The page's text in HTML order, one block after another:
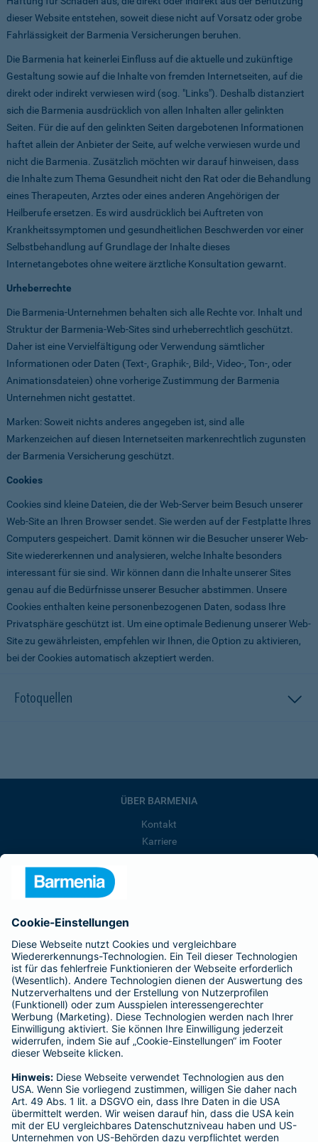
dieser Website entstehen, soweit diese nicht auf Vorsatz oder grobe
Fahrlässigkeit der Barmenia Versicherungen beruhen.
Die Barmenia hat keinerlei Einfluss auf die aktuelle und zukünftige
Gestaltung sowie auf die Inhalte von fremden Internetseiten, auf die
direkt oder indirekt verwiesen wird (sog. "Links"). Deshalb distanziert
sich die Barmenia ausdrücklich von allen Inhalten aller gelinkten
Seiten. Für die auf den gelinkten Seiten dargebotenen Informationen
haftet allein der Anbieter der Seite, auf welche verwiesen wurde und
nicht die Barmenia. Zusätzlich möchten wir darauf hinweisen, dass
die Inhalte zum Thema Gesundheit nicht den Rat oder die Behandlung
eines Therapeuten, Arztes oder eines anderen Angehörigen der
Heilberufe ersetzen. Es wird ausdrücklich bei Auftreten von
Krankheitssymptomen und gesundheitlichen Beschwerden vor einer
Selbstbehandlung auf Grundlage der Inhalte dieses
Internetangebotes ohne weitere ärztliche Konsultation gewarnt.
Urheberrechte
Die Barmenia-Unternehmen behalten sich alle Rechte vor. Inhalt und
Struktur der Barmenia-Web-Sites sind urheberrechtlich geschützt.
Daher ist eine Vervielfältigung oder Verwendung sämtlicher
Informationen oder Daten (Text-, Graphik-, Bild-, Video-, Ton-, oder
Animationsdateien) ohne vorherige Zustimmung der Barmenia
Unternehmen nicht gestattet.
Marken: Soweit nichts anderes angegeben ist, sind alle
Markenzeichen auf diesen Internetseiten markenrechtlich zugunsten
der Barmenia Versicherung geschützt.
Cookies
Cookies sind kleine Dateien, die der Web-Server beim Besuch unserer
Web-Site an Ihren Browser sendet. Sie werden auf der Festplatte Ihres
Computers gespeichert. Damit können wir die Besucher unserer Web-
Site wiedererkennen und analysieren, welche Inhalte besonders
interessant für sie sind. Wir können dann die Inhalte unserer Sites
genau auf die Bedürfnisse unserer Besucher abstimmen. Unsere
Cookies enthalten keine personenbezogenen Daten, sodass Ihre
Privatsphäre geschützt ist. Um eine optimale Bedienung unserer Web-
Site zu gewährleisten, empfehlen wir Ihnen, die Option zu aktivieren,
bei der Cookies automatisch akzeptiert werden.
Fotoquellen
ÜBER BARMENIA
Kontakt
Karriere
Barmenia ist Teil der BarmeniaGothaer
BELIEBTE SEITEN
Kranken-Zusatzversicherung
Tierversicherungen
Haftpflichtversicherung
Hausratversicherung
Adresse ändern
Schaden melden
Kilometerstandsmeldung
Serviceübersicht